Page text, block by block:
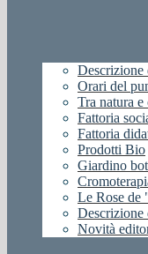
Descrizione
Orari del
Tra natura e
Fattoria
Fattoria
Prodotti Bio
Giardino
Le Rose de
Descrizione
Novità